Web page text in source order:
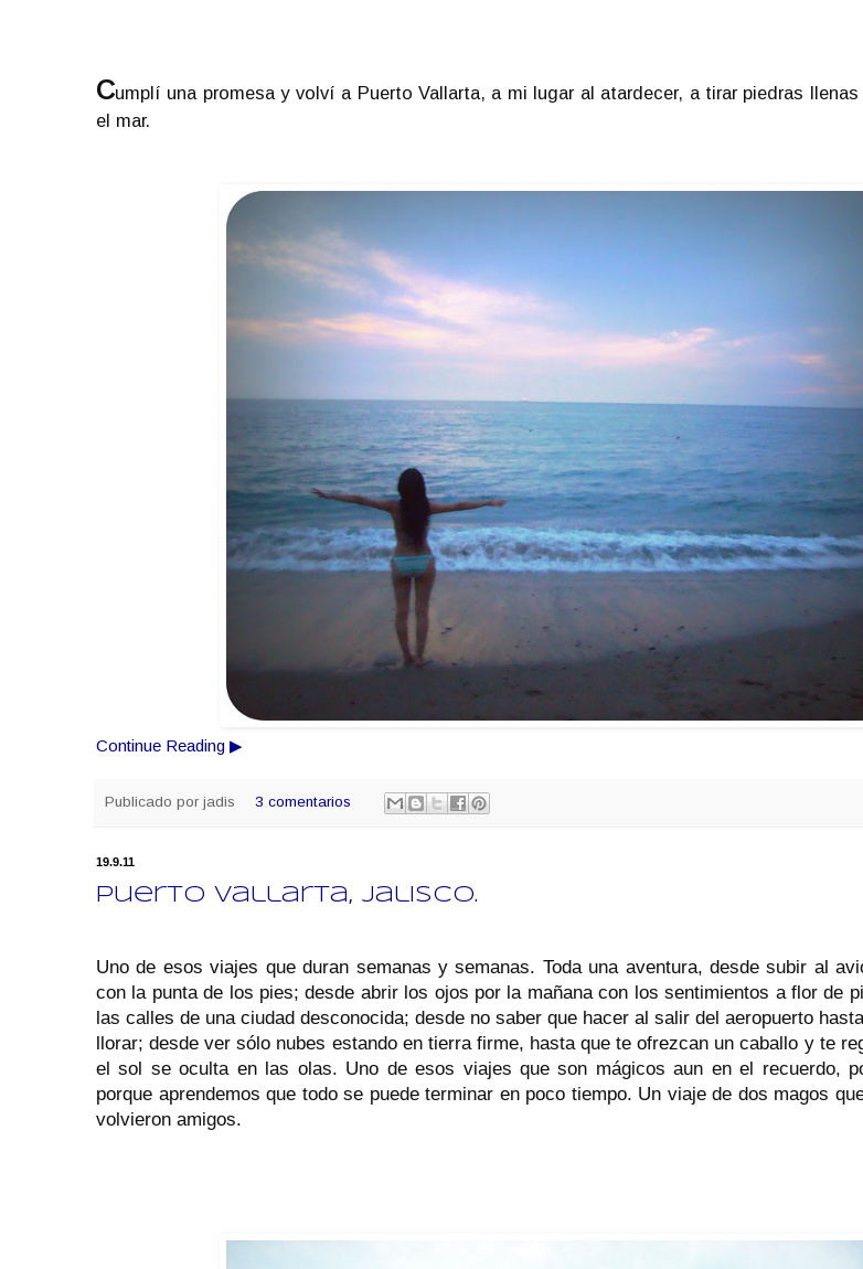
Cumplí una promesa y volví a Puerto Vallarta, a mi lugar al atardecer, a tirar piedras
el mar.
Continue Reading ▶
Publicado por jadis 3 comentarios
19.9.11
Puerto Vallarta, Jalisco.
Uno de esos viajes que duran semanas y semanas. Toda una aventura, desde subir al
con la punta de los pies; desde abrir los ojos por la mañana con los sentimientos a flor de
las calles de una ciudad desconocida; desde no saber que hacer al salir del aeropuerto
llorar; desde ver sólo nubes estando en tierra firme, hasta que te ofrezcan un caballo y te
el sol se oculta en las olas. Uno de esos viajes que son mágicos aun en el recuerdo,
porque aprendemos que todo se puede terminar en poco tiempo. Un viaje de dos magos
volvieron amigos.